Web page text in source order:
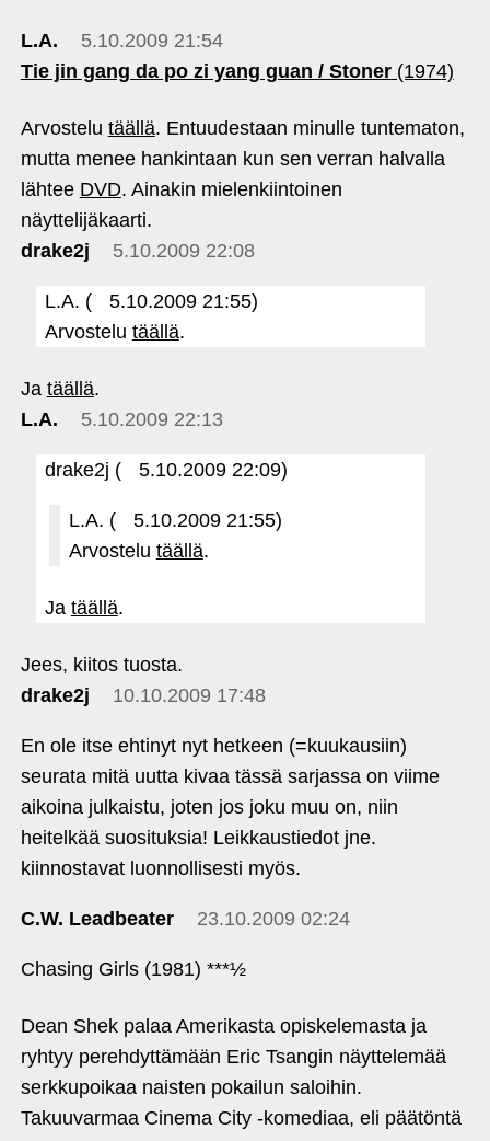
L.A.
5.10.2009 21:54
Tie jin gang da po zi yang guan / Stoner(1974)
Arvostelu täällä. Entuudestaan minulle tuntematon,
mutta menee hankintaan kun sen verran halvalla
lähtee DVD. Ainakin mielenkiintoinen
näyttelijäkaarti.
drake2j
5.10.2009 22:08
L.A. (
5.10.2009 21:55)
Arvostelu täällä.
Ja täällä.
L.A.
5.10.2009 22:13
drake2j ( 5.10.2009 22:09)
L.A. (
5.10.2009 21:55)
Arvostelu täällä.
Ja täällä.
Jees, kiitos tuosta.
drake2j
10.10.2009 17:48
En ole itse ehtinyt nyt hetkeen (=kuukausiin)
seurata mitä uutta kivaa tässä sarjassa on viime
aikoina julkaistu, joten jos joku muu on, niin
heitelkää suosituksia! Leikkaustiedot jne.
kiinnostavat luonnollisesti myös.
C.W. Leadbeater 23.10.2009 02:24
Chasing Girls (1981) ***½
Dean Shek palaa Amerikasta opiskelemasta ja
ryhtyy perehdyttämään Eric Tsangin näyttelemää
serkkupoikaa naisten pokailun saloihin.
Takuuvarmaa Cinema City ‑komediaa, eli päätöntä